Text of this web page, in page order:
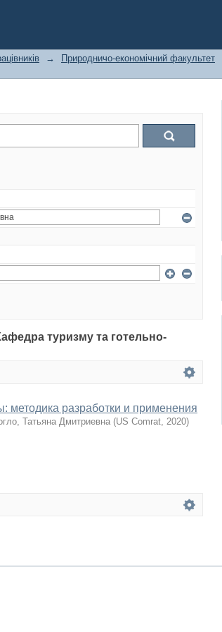
→ Природничо-економічний факультет
туризму та готельно-
методика разработки и применения
Татьяна Дмитриевна (US Comrat, 2020)